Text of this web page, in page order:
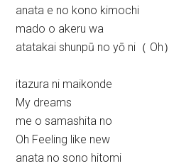
anata e no kono kimochi
mado o akeru wa
atatakai shunpū no yō ni（ Oh）
itazura ni maikonde
My dreams
me o samashita no
Oh Feeling like new
anata no sono hitomi